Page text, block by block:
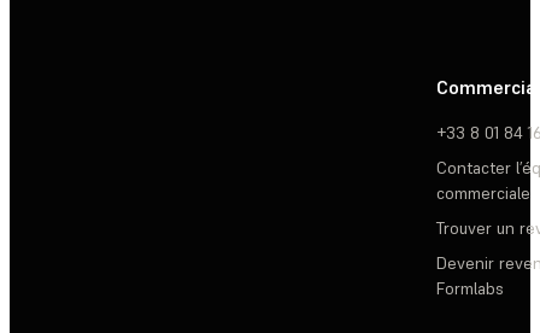
Commercial
+33 8 01 84
Contacter
commerciale
Trouver un
Devenir
Formlabs